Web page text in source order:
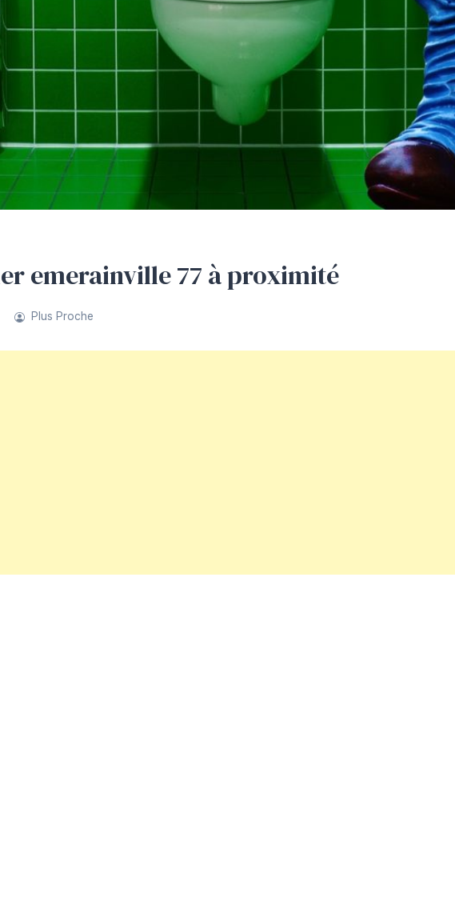
emerainville 77 à proximité
Plus Proche